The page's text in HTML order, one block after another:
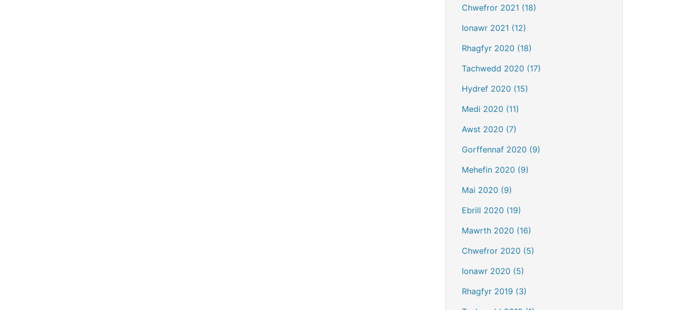
Chwefror 2021 (18)
Ionawr 2021 (12)
Rhagfyr 2020 (18)
Tachwedd 2020 (17)
Hydref 2020 (15)
Medi 2020 (11)
Awst 2020 (7)
Gorffennaf 2020 (9)
Mehefin 2020 (9)
Mai 2020 (9)
Ebrill 2020 (19)
Mawrth 2020 (16)
Chwefror 2020 (5)
Ionawr 2020 (5)
Rhagfyr 2019 (3)